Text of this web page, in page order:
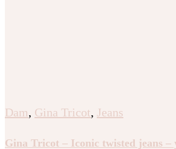
Dam, Gina Tricot, Jeans
Gina Tricot – Iconic twisted jeans –